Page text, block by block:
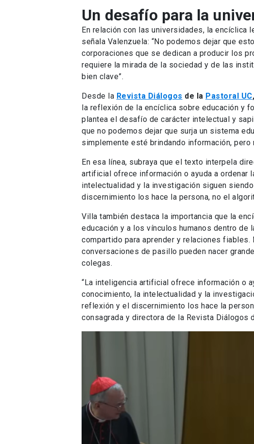
Un desafío para la
En relación con las universidades, la encíclica
señala Valenzuela: “No podemos dejar que
corporaciones que se dedican a producir los
requiere la mirada de la sociedad y de las
bien clave”.
Desde la Revista Diálogos de la Pastoral UC
la reflexión de la encíclica sobre educación y
plantea el desafío de carácter intelectual y
que no podemos dejar que surja un sistema
simplemente esté brindando información, pero
En esa línea, subraya que el texto interpela
artificial ofrece información o ayuda a ordenar
intelectualidad y la investigación siguen
discernimiento los hace la persona, no el
Villa también destaca la importancia que la
educación y a los vínculos humanos dentro de
compartido para aprender y relaciones
conversaciones de pasillo pueden nacer
colegas.
“La inteligencia artificial ofrece información o
conocimiento, la intelectualidad y la
reflexión y el discernimiento los hace la
consagrada y directora de la Revista Diálogos